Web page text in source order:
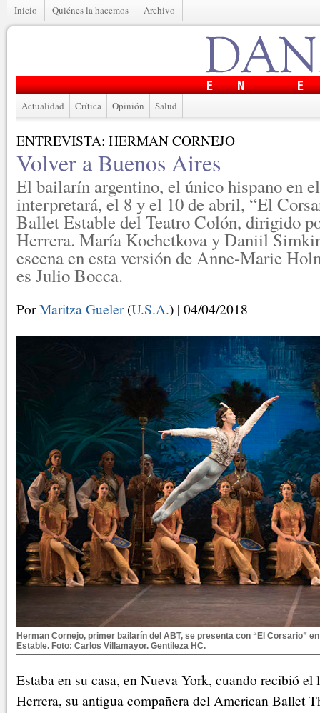
Inicio Quiénes la hacemos Archivo
Actualidad Crítica Opinión Salud
ENTREVISTA: HERMAN CORNEJO
Volver a Buenos Aires
El bailarín argentino, el único hispano en
interpretará, el 8 y el 10 de abril, “El
Ballet Estable del Teatro Colón, dirigido
Herrera. María Kochetkova y Daniil
escena en esta versión de Anne-Marie
es Julio Bocca.
PorMaritza Gueler(U.S.A.) | 04/04/2018
Herman Cornejo, primer bailarín del ABT, se presenta con “El Corsario”
Estable. Foto: Carlos Villamayor. Gentileza HC.
Estaba en su casa, en Nueva York, cuando recibió el
Herrera, su antigua compañera del American Ballet